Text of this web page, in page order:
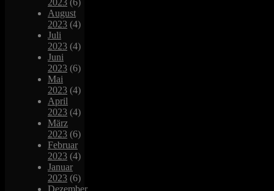
August
2023 (4)
Juli
2023 (4)
Juni
2023 (6)
Mai
2023 (4)
April
2023 (4)
März
2023 (6)
Februar
2023 (4)
Januar
2023 (6)
Dezember